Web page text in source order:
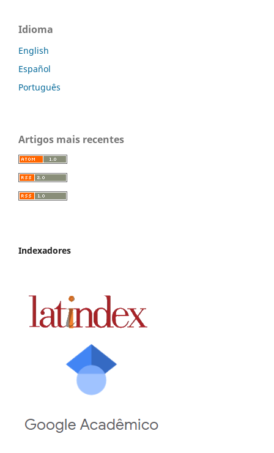
Idioma
English
Español
Português
Artigos mais recentes
Indexadores